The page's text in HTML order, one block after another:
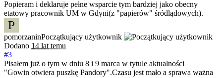
Popieram i deklaruje pełne wsparcie tym bardziej jako obecny
etatowy pracownik UM w Gdyni(z "papierów" śródlądowych).
P
pomorzaninPoczątkujący użytkownik
Dodano 14 lat temu
#3
Pisałem już o tym w dniu 8 i 9 marca w tytule aktualności
"Gowin otwiera puszkę Pandory".Czasu jest mało a sprawa ważna